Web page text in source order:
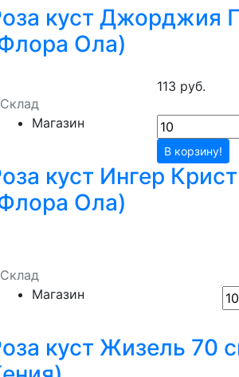
куст Джорджия
Ола)
Склад
Магазин
113 руб.
В корзину!
куст Ингер
Ола)
Склад
Магазин
куст Жизель 70